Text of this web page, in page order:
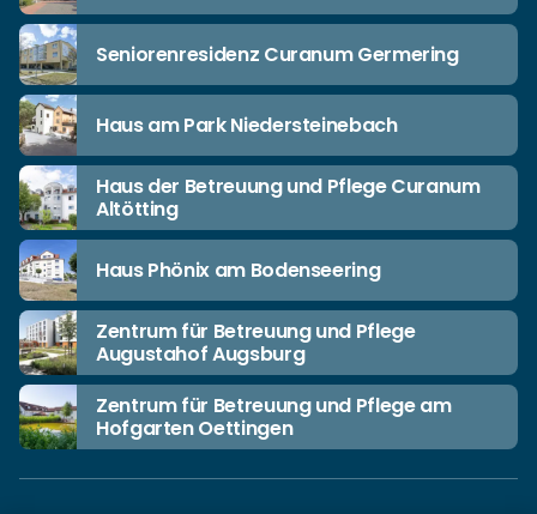
Seniorenresidenz Curanum Germering
Haus am Park Niedersteinebach
Haus der Betreuung und Pflege Curanum
Altötting
Haus Phönix am Bodenseering
Zentrum für Betreuung und Pflege
Augustahof Augsburg
Zentrum für Betreuung und Pflege am
Hofgarten Oettingen